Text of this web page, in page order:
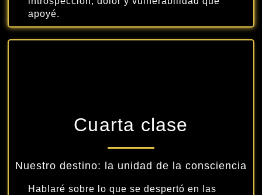
apoyé.
Cuarta clase
Nuestro destino: la unidad de la consciencia
Hablaré sobre lo que se despertó en las